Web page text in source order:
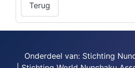
Terug
Onderdeel van: Stichting